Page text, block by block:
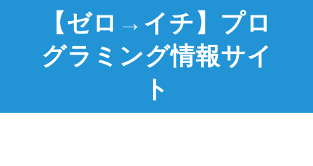
【ゼロ→イチ】プロ
グラミング情報サイ
ト